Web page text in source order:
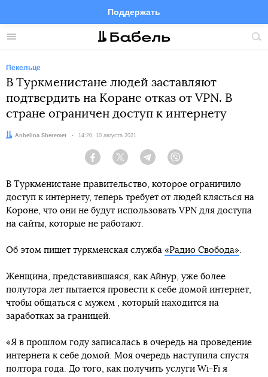
Меню
Поддержать
FacebookTelegramTwitter
Пекельце
В Туркменистане людей заставляют
подтвердить на Коране отказ от VPN. В
стране ограничен доступ к интернету
Автор:
Anhelina Sheremet Дата:
14:20, 10 августа 2021
Facebook Twitter Telegram
В Туркменистане правительство, которое ограничило
доступ к интернету, теперь требует от людей клясться на
Короне, что они не будут использовать VPN для доступа
на сайты, которые не работают.
Об этом пишет туркменская служба «Радио Свобода».
Женщина, представившаяся, как Айнур, уже более
полутора лет пытается провести к себе домой интернет,
чтобы общаться с мужем , который находится на
заработках за границей.
«Я в прошлом году записалась в очередь на проведение
интернета к себе домой. Моя очередь наступила спустя
полтора года. До того, как получить услуги Wi-Fi я